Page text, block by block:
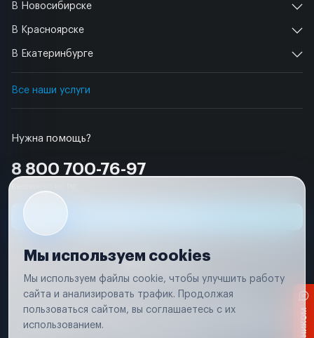
Нужна помощь?
8 800 700-76-97
В Новосибирске
В Красноярске
В Екатеринбурге
Все наши услуги
Условия использования
Удаление аккаунта
Вся информация, представленная на сайте, носит исключительно
соответствии с положениями статьи 437 (п. 2) Гражданского кодекса
Мы используем cookies
Мы используем файлы cookie, чтобы улучшить работу
сайта и анализировать трафик. Продолжая
пользоваться сайтом, вы соглашаетесь с их
использованием.